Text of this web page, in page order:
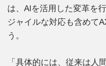
は、AIを活用した変革を
ジャイルな対応も含めて
う。
「具体的には、従来は人